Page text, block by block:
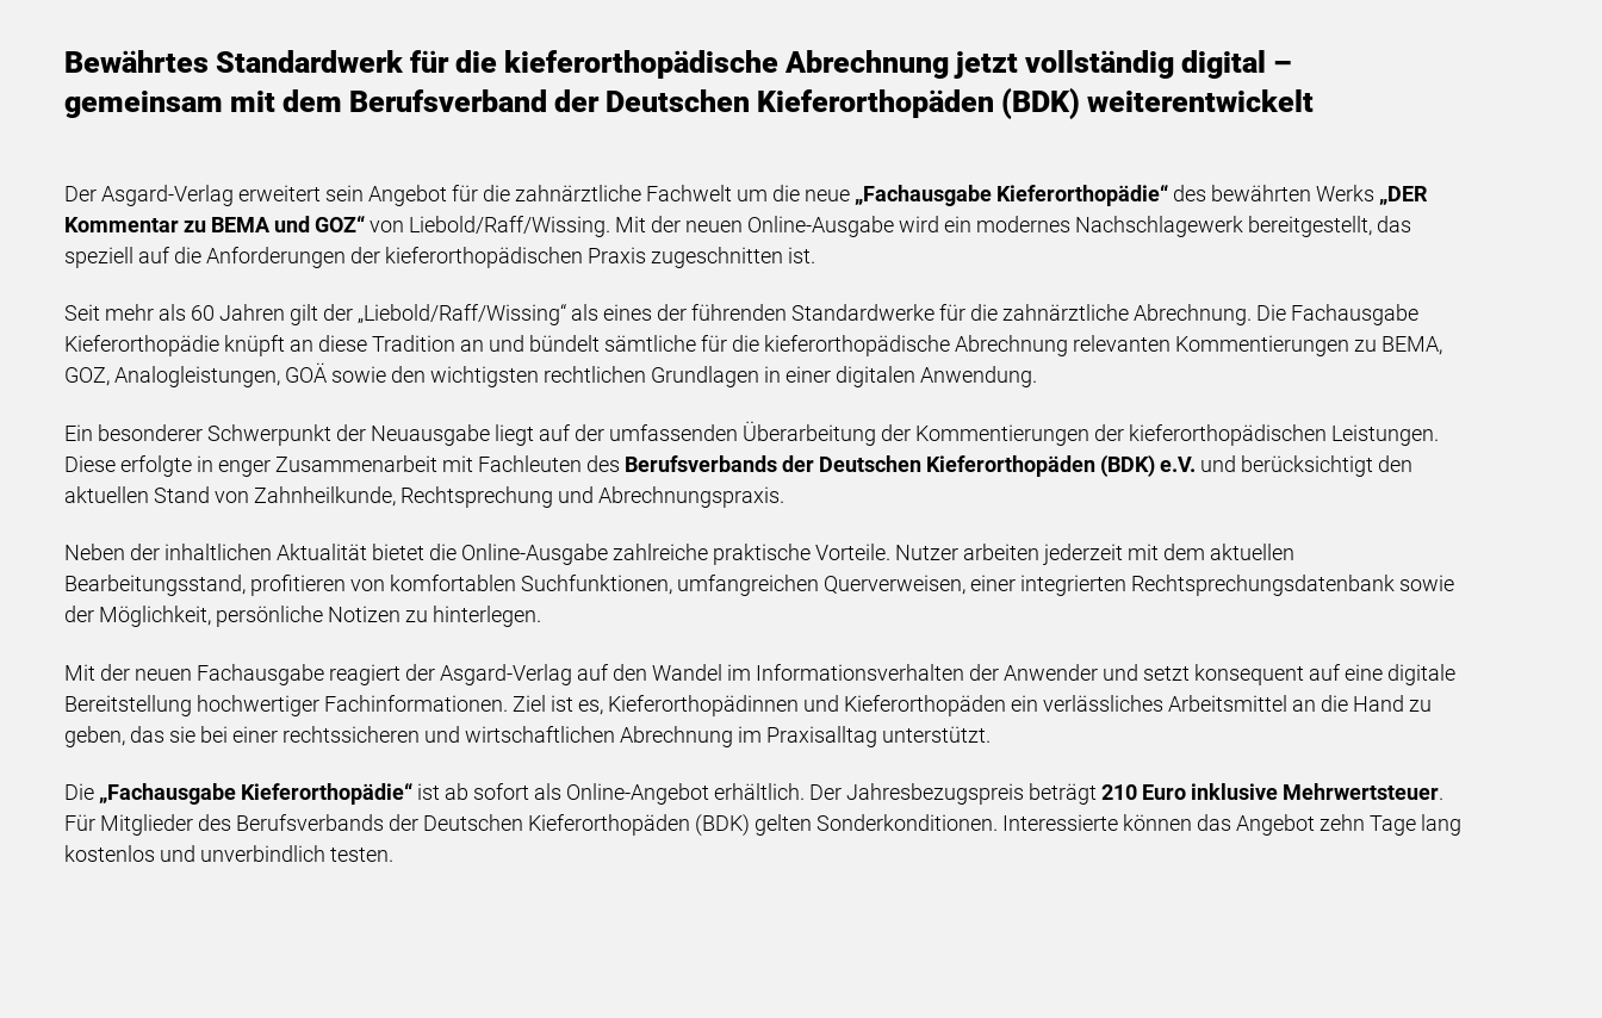
Bewährtes Standardwerk für die kieferorthopädische Abrechnung jetzt vollständig digital –
gemeinsam mit dem Berufsverband der Deutschen Kieferorthopäden (BDK) weiterentwickelt
Der Asgard-Verlag erweitert sein Angebot für die zahnärztliche Fachwelt um die neue „Fachausgabe Kieferorthopädie“des bewährten Werks „DER
Kommentar zu BEMA und GOZ“von Liebold/Raff/Wissing. Mit der neuen Online-Ausgabe wird ein modernes Nachschlagewerk bereitgestellt, das
speziell auf die Anforderungen der kieferorthopädischen Praxis zugeschnitten ist.
Seit mehr als 60 Jahren gilt der „Liebold/Raff/Wissing“ als eines der führenden Standardwerke für die zahnärztliche Abrechnung. Die Fachausgabe
Kieferorthopädie knüpft an diese Tradition an und bündelt sämtliche für die kieferorthopädische Abrechnung relevanten Kommentierungen zu BEMA,
GOZ, Analogleistungen, GOÄ sowie den wichtigsten rechtlichen Grundlagen in einer digitalen Anwendung.
Ein besonderer Schwerpunkt der Neuausgabe liegt auf der umfassenden Überarbeitung der Kommentierungen der kieferorthopädischen Leistungen.
Diese erfolgte in enger Zusammenarbeit mit Fachleuten des Berufsverbands der Deutschen Kieferorthopäden (BDK) e.V. und berücksichtigt den
aktuellen Stand von Zahnheilkunde, Rechtsprechung und Abrechnungspraxis.
Neben der inhaltlichen Aktualität bietet die Online-Ausgabe zahlreiche praktische Vorteile. Nutzer arbeiten jederzeit mit dem aktuellen
Bearbeitungsstand, profitieren von komfortablen Suchfunktionen, umfangreichen Querverweisen, einer integrierten Rechtsprechungsdatenbank sowie
der Möglichkeit, persönliche Notizen zu hinterlegen.
Mit der neuen Fachausgabe reagiert der Asgard-Verlag auf den Wandel im Informationsverhalten der Anwender und setzt konsequent auf eine digitale
Bereitstellung hochwertiger Fachinformationen. Ziel ist es, Kieferorthopädinnen und Kieferorthopäden ein verlässliches Arbeitsmittel an die Hand zu
geben, das sie bei einer rechtssicheren und wirtschaftlichen Abrechnung im Praxisalltag unterstützt.
Die „Fachausgabe Kieferorthopädie“ist ab sofort als Online-Angebot erhältlich. Der Jahresbezugspreis beträgt 210 Euro inklusive Mehrwertsteuer.
Für Mitglieder des Berufsverbands der Deutschen Kieferorthopäden (BDK) gelten Sonderkonditionen. Interessierte können das Angebot zehn Tage lang
kostenlos und unverbindlich testen.